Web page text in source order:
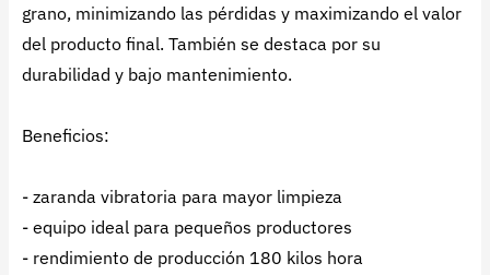
grano, minimizando las pérdidas y maximizando el valor
del producto final. También se destaca por su
durabilidad y bajo mantenimiento.
Beneficios:
- zaranda vibratoria para mayor limpieza
- equipo ideal para pequeños productores
- rendimiento de producción 180 kilos hora